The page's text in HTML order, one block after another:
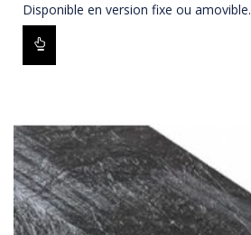
Disponible en version fixe ou amovible.